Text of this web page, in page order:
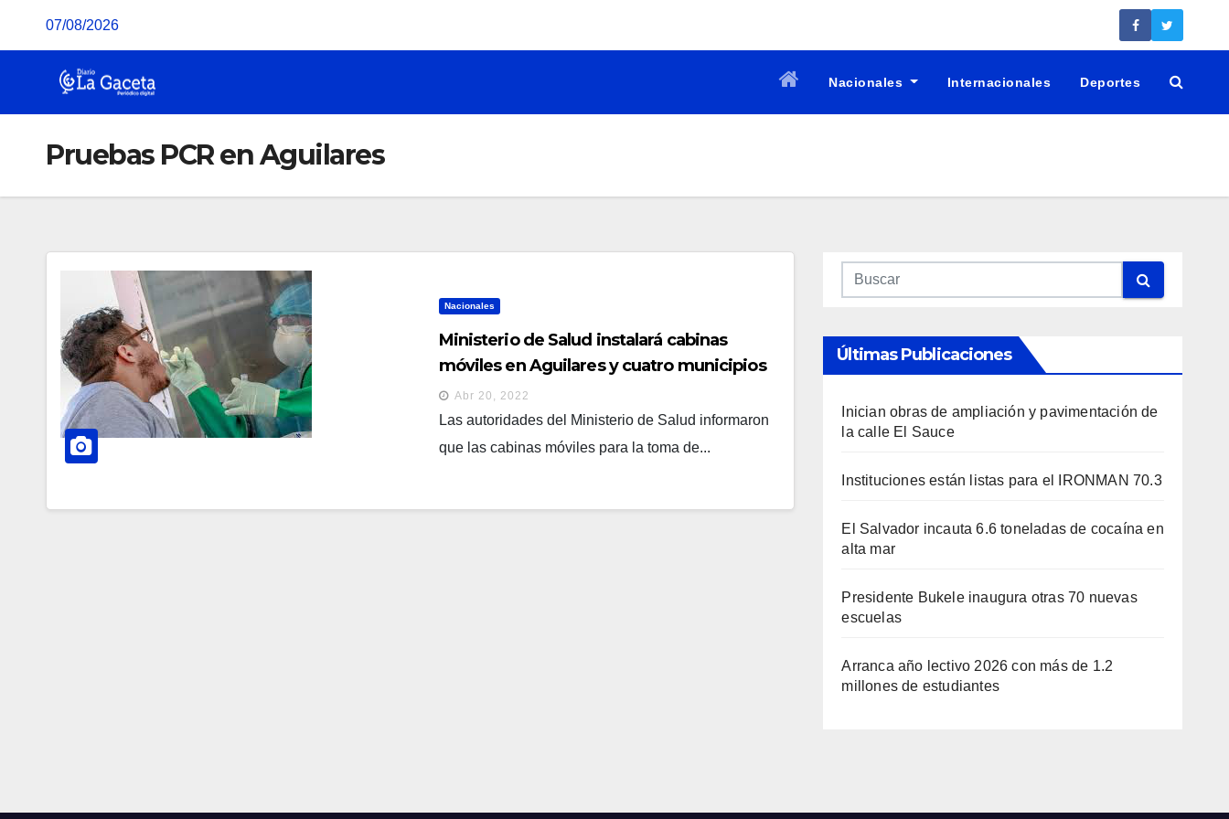
07/08/2026
Nacionales Internacionales Deportes
Pruebas PCR en Aguilares
Nacionales
Ministerio de Salud instalará cabinas
móviles en Aguilares y cuatro municipios
másAbr 20, 2022
Las autoridades del Ministerio de Salud informaron
que las cabinas móviles para la toma de...
Últimas Publicaciones
Inician obras de ampliación y pavimentación de
la calle El Sauce
Instituciones están listas para el IRONMAN 70.3
El Salvador incauta 6.6 toneladas de cocaína en
alta mar
Presidente Bukele inaugura otras 70 nuevas
escuelas
Arranca año lectivo 2026 con más de 1.2
millones de estudiantes